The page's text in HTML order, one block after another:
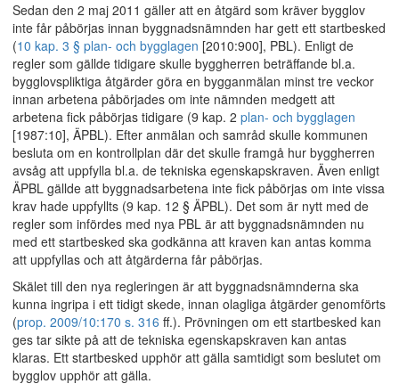
Sedan den 2 maj 2011 gäller att en åtgärd som kräver bygglov
inte får påbörjas innan byggnadsnämnden har gett ett startbesked
(10 kap. 3 § plan- och bygglagen [2010:900], PBL). Enligt de
regler som gällde tidigare skulle byggherren beträffande bl.a.
bygglovspliktiga åtgärder göra en bygganmälan minst tre veckor
innan arbetena påbörjades om inte nämnden medgett att
arbetena fick påbörjas tidigare (9 kap. 2 plan- och bygglagen
[1987:10], ÄPBL). Efter anmälan och samråd skulle kommunen
besluta om en kontrollplan där det skulle framgå hur byggherren
avsåg att uppfylla bl.a. de tekniska egenskapskraven. Även enligt
ÄPBL gällde att byggnadsarbetena inte fick påbörjas om inte vissa
krav hade uppfyllts (9 kap. 12 § ÄPBL). Det som är nytt med de
regler som infördes med nya PBL är att byggnadsnämnden nu
med ett startbesked ska godkänna att kraven kan antas komma
att uppfyllas och att åtgärderna får påbörjas.
Skälet till den nya regleringen är att byggnadsnämnderna ska
kunna ingripa i ett tidigt skede, innan olagliga åtgärder genomförts
(prop. 2009/10:170 s. 316 ff.). Prövningen om ett startbesked kan
ges tar sikte på att de tekniska egenskapskraven kan antas
klaras. Ett startbesked upphör att gälla samtidigt som beslutet om
bygglov upphör att gälla.